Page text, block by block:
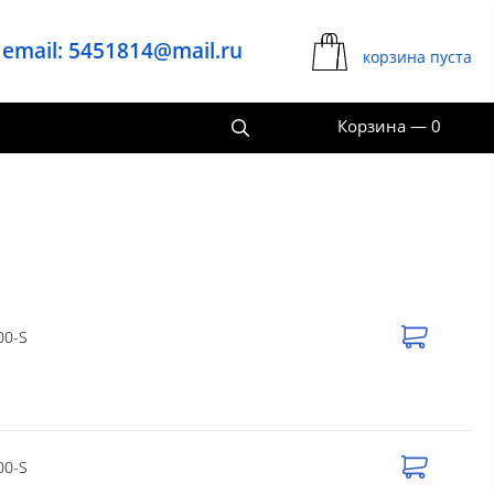
email: 5451814@mail.ru корзина пуста
Корзина — 0
S
S